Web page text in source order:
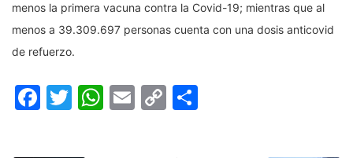
menos la primera vacuna contra la Covid-19; mientras que al
menos a 39.309.697 personas cuenta con una dosis anticovid
de refuerzo.
Facebook
Twitter
WhatsApp
Email
Copy